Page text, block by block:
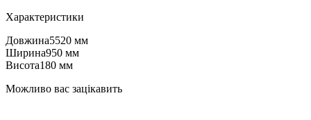
Характеристики
Довжина5520 мм
Ширина950 мм
Висота180 мм
Можливо вас зацікавить